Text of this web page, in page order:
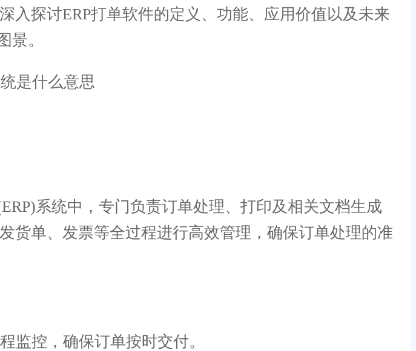
入探讨ERP打单软件的定义、功能、应用价值以及未来
景。
系统中，专门负责订单处理、打印及相关文档生成
货单、发票等全过程进行高效管理，确保订单处理的准
控，确保订单按时交付。